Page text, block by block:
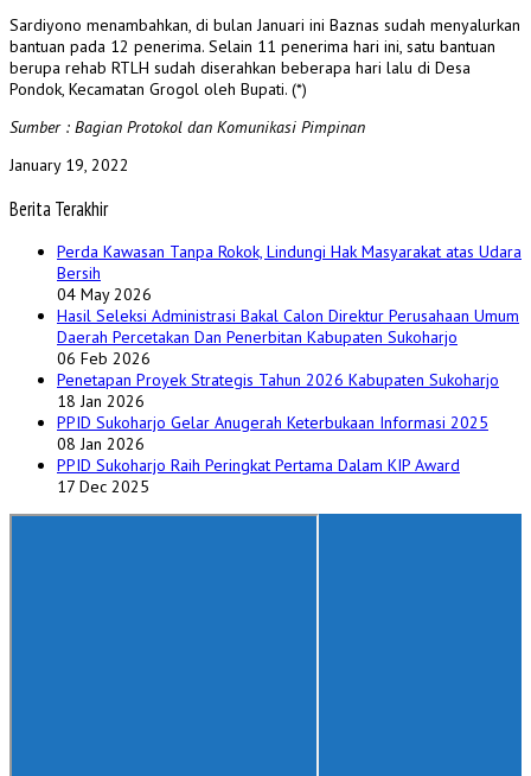
Sardiyono menambahkan, di bulan Januari ini Baznas sudah menyalurkan
bantuan pada 12 penerima. Selain 11 penerima hari ini, satu bantuan
berupa rehab RTLH sudah diserahkan beberapa hari lalu di Desa
Pondok, Kecamatan Grogol oleh Bupati. (*)
Sumber : Bagian Protokol dan Komunikasi Pimpinan
January 19, 2022
Berita Terakhir
Perda Kawasan Tanpa Rokok, Lindungi Hak Masyarakat atas Udara
Bersih
04 May 2026
Hasil Seleksi Administrasi Bakal Calon Direktur Perusahaan Umum
Daerah Percetakan Dan Penerbitan Kabupaten Sukoharjo
06 Feb 2026
Penetapan Proyek Strategis Tahun 2026 Kabupaten Sukoharjo
18 Jan 2026
PPID Sukoharjo Gelar Anugerah Keterbukaan Informasi 2025
08 Jan 2026
PPID Sukoharjo Raih Peringkat Pertama Dalam KIP Award
17 Dec 2025